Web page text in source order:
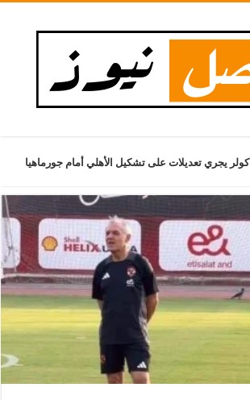
كولر يجري تعديلات على تشكيل الأهلي أمام جورماهيا